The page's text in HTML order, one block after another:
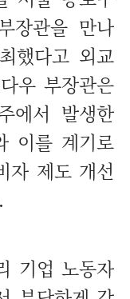
장관을 만나
했다고 외교
우 부장관은
에서 발생한
이를 계기로
자 제도 개선
기업 노동자